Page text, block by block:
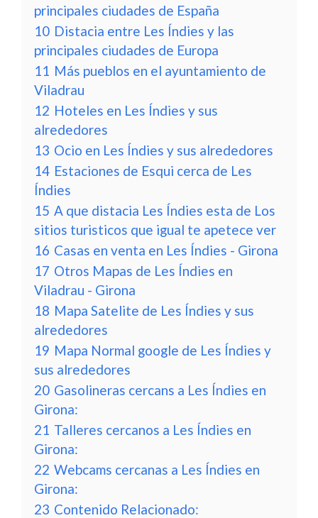
principales ciudades de España
10 Distacia entre Les Índies y las
principales ciudades de Europa
11 Más pueblos en el ayuntamiento de
Viladrau
12 Hoteles en Les Índies y sus
alrededores
13 Ocio en Les Índies y sus alrededores
14 Estaciones de Esqui cerca de Les
Índies
15 A que distacia Les Índies esta de Los
sitios turisticos que igual te apetece ver
16 Casas en venta en Les Índies - Girona
17 Otros Mapas de Les Índies en
Viladrau - Girona
18 Mapa Satelite de Les Índies y sus
alrededores
19 Mapa Normal google de Les Índies y
sus alrededores
20 Gasolineras cercans a Les Índies en
Girona:
21 Talleres cercanos a Les Índies en
Girona:
22 Webcams cercanas a Les Índies en
Girona:
23 Contenido Relacionado: